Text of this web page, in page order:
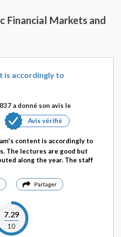
Financial Markets and
is accordingly to
a donné son avis le
Avis vérifié
content is accordingly to
The lectures are good but
along the year. The staff
Partager
7.29
10